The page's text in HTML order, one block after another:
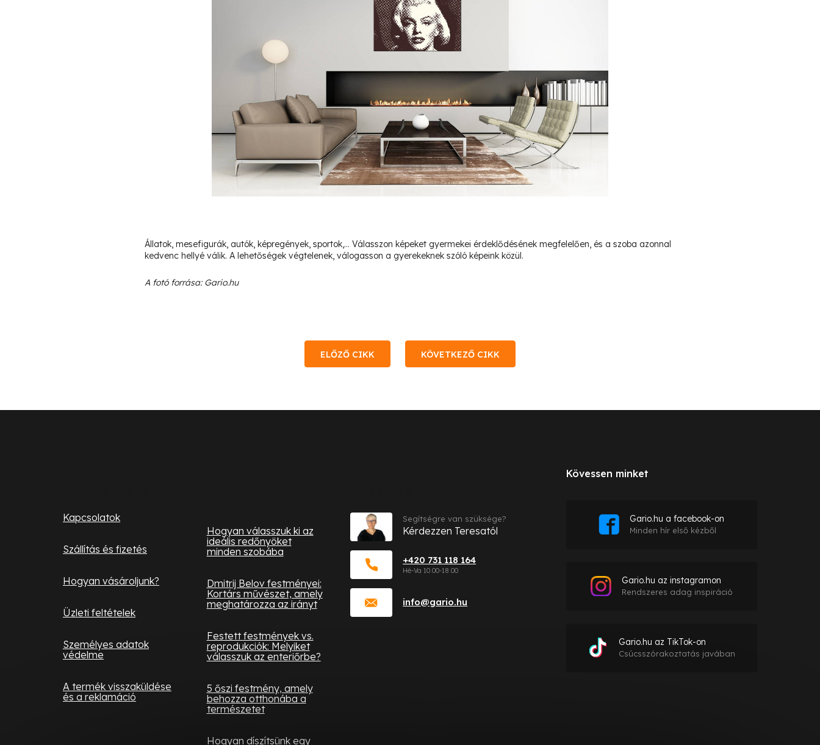
Állatok, mesefigurák, autók, képregények, sportok,… Válasszon képeket gyermekei érdeklődésének megfelelően, és a szoba azonnal
kedvenc hellyé válik. A lehetőségek végtelenek, válogasson a gyerekeknek szóló képeink közül.
A fotó forrása: Gario.hu
ELŐZŐ CIKK KÖVETKEZŐ CIKK
Kapcsolatok
Szállítás és fizetés
Hogyan vásároljunk?
Üzleti feltételek
Személyes adatok
védelme
A termék visszaküldése
és a reklamáció
Hogyan válasszuk ki az
ideális redőnyöket
minden szobába
Dmitrij Belov festményei:
Kortárs művészet, amely
meghatározza az irányt
Festett festmények vs.
reprodukciók: Melyiket
válasszuk az enteriőrbe?
5 őszi festmény, amely
behozza otthonába a
természetet
Hogyan díszítsünk egy
info@gario.hu
+420 731 118 164
Segítségre van szüksége?
Kérdezzen Teresatól
Kövessen minket
Gario.hu a facebook-on
Minden hír első kézből
Gario.hu az instagramon
Rendszeres adag inspiráció
Gario.hu az TikTok-on
Csúcsszórakoztatás javában